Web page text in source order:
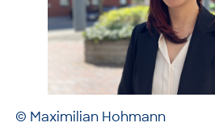
© Maximilian Hohmann